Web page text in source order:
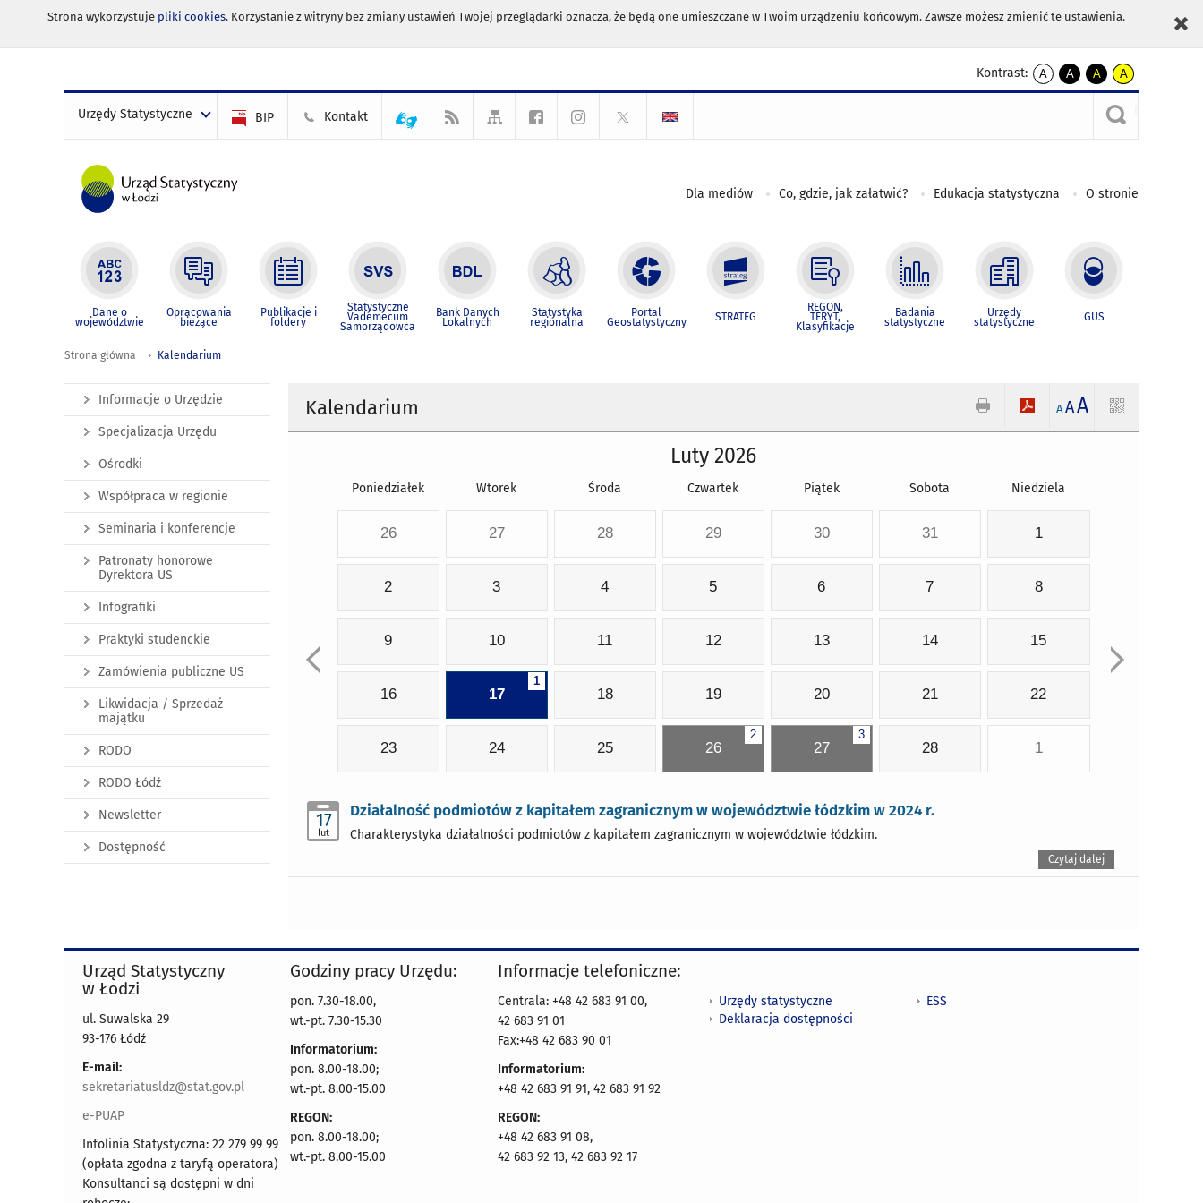
Strona wykorzystuje pliki cookies. Korzystanie z witryny bez zmiany ustawień Twojej przeglądarki oznacza, że będą one umieszczane w Twoim urządzeniu końcowym. Zawsze możesz zmienić te ustawienia.
Kontrast:
A
kontrast
A
kontrast
czarnym
A
kontrast
żółty
tekst
czarnym
A
kontrast
czarny
tekst
żółtym
Urzędy Statystyczne BIP Kontakt
Dla mediów Co, gdzie, jak załatwić? Edukacja statystyczna O stronie
Dane o
województwie
Opracowania
bieżące
Publikacje i
foldery
Statystyczne
Vademecum
Samorządowca
Bank Danych
Lokalnych
Statystyka
regionalna
Portal
Geostatystyczny STRATEG
REGON,
TERYT,
Klasyfikacje
Badania
statystyczne
Urzędy
statystyczne GUS
Strona główna Kalendarium
Kalendarium A AA
Luty 2026
Poniedziałek Wtorek Środa Czwartek Piątek Sobota Niedziela
26 27 28 29 30 31 1
2 3 4 5 6 7 8
9 10 11 12 13 14 15
16
1
17 18 19 20 21 22
23 24 25
2
26
3
27 28 1
17
lut
Działalność podmiotów z kapitałem zagranicznym w województwie łódzkim w 2024 r.
Charakterystyka działalności podmiotów z kapitałem zagranicznym w województwie łódzkim.
Czytaj dalej
Informacje o Urzędzie
Specjalizacja Urzędu
Ośrodki
Współpraca w regionie
Seminaria i konferencje
Patronaty honorowe
Dyrektora US
Infografiki
Praktyki studenckie
Zamówienia publiczne US
Likwidacja / Sprzedaż
majątku
RODO
RODO Łódź
Newsletter
Dostępność
Urząd Statystyczny
w Łodzi
ul. Suwalska 29
93-176 Łódź
E-mail:
sekretariatusldz@stat.gov.pl
e-PUAP
Infolinia Statystyczna: 22 279 99 99
(opłata zgodna z taryfą operatora)
Konsultanci są dostępni w dni
Godziny pracy Urzędu:
pon. 7.30-18.00,
wt.-pt. 7.30-15.30
Informatorium:
pon. 8.00-18.00;
wt.-pt. 8.00-15.00
REGON:
pon. 8.00-18.00;
wt.-pt. 8.00-15.00
Informacje telefoniczne:
Centrala: +48 42 683 91 00,
42 683 91 01
Fax:+48 42 683 90 01
Informatorium:
+48 42 683 91 91, 42 683 91 92
REGON:
+48 42 683 91 08,
42 683 92 13, 42 683 92 17
Urzędy statystyczne
Deklaracja dostępności
ESS